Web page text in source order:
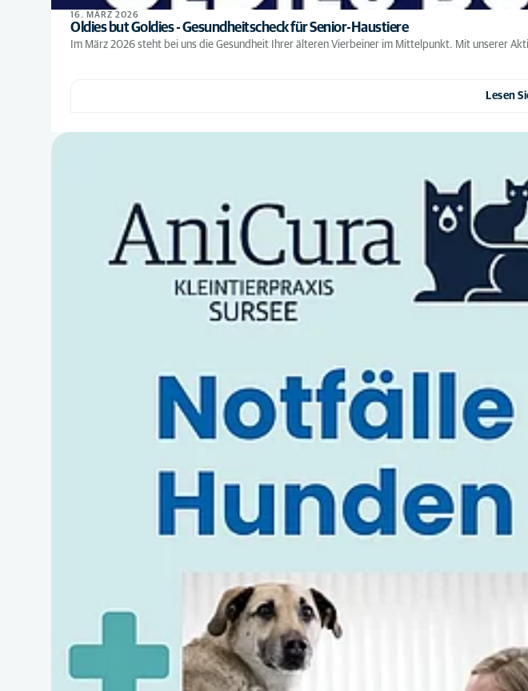
16. MÄRZ 2026
Oldies but Goldies - Gesundheitscheck für Senior-Haustiere
Im März 2026 steht bei uns die Gesundheit Ihrer älteren Vierbeiner im Mittelpunkt. Mit unserer
Lesen